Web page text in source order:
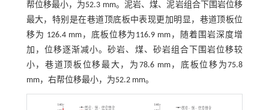
帮位移最小，为52.3 mm。泥岩、煤、泥岩组合下围岩位移
最大，特别是在巷道顶底板中表现更加明显，巷道顶板位
移为 126.4 mm，底板位移为116.9 mm，随着围岩深度增
加，位移逐渐减小。砂岩、煤、砂岩组合下围岩位移较
小，巷道顶板位移最大，为78.6 mm，底板位移为75.8
mm，右帮位移最小，为52.2 mm。